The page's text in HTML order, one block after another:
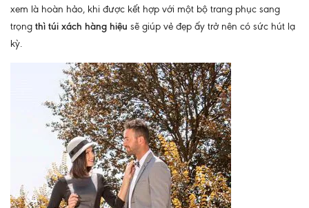
xem là hoàn hảo, khi được kết hợp với một bộ trang phục sang
trọng thì túi xách hàng hiệu sẽ giúp vẻ đẹp ấy trở nên có sức hút lạ
kỳ.